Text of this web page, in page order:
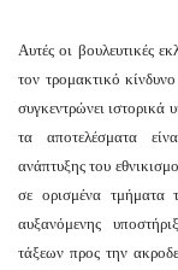
Αυτές οι βουλευτικές
τον τρομακτικό
συγκεντρώνει
τα αποτελέσματα
ανάπτυξης του
σε ορισμένα τμήματα
αυξανόμενης
τάξεων προς την